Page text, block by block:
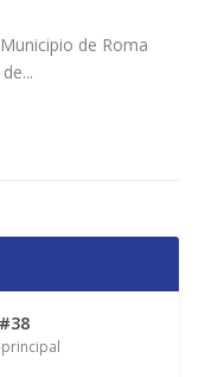
de Roma